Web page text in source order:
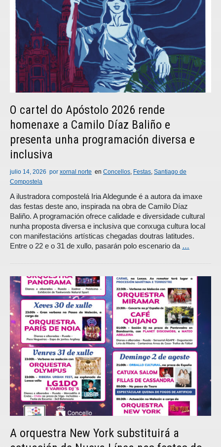
O cartel do Apóstolo 2026 rende
homenaxe a Camilo Díaz Baliño e
presenta unha programación diversa e
inclusiva
julio 14, 2026 por xornal norte en Concellos, Festas, Santiago de
Compostela
A ilustradora compostelá Iria Aldegunde é a autora da imaxe
das festas deste ano, inspirada na obra de Camilo Díaz
Baliño. A programación ofrece calidade e diversidade cultural
nunha proposta diversa e inclusiva que conxuga cultura local
con manifestacións artísticas chegadas doutras latitudes.
Entre o 22 e o 31 de xullo, pasarán polo escenario da …
A orquestra New York substituirá a